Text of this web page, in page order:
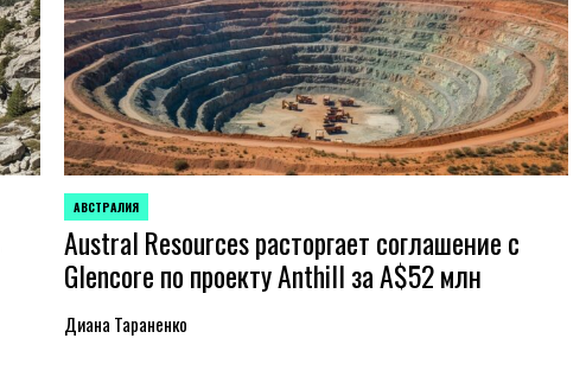
ОПУБЛИКОВАНО
В
АВСТРАЛИЯ
Austral Resources расторгает соглашение с
Glencore по проекту Anthill за A$52 млн
Диана Тараненко